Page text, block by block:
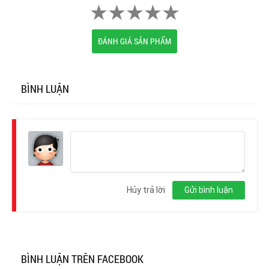
ĐÁNH GIÁ SẢN PHẨM
BÌNH LUẬN
Gửi bình luận
Hủy trả lời
BÌNH LUẬN TRÊN FACEBOOK